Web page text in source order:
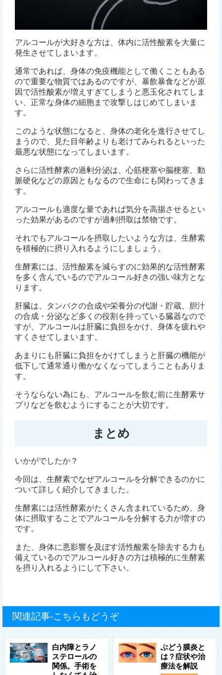
アルコールが大好きな方は、体内に活性酸素を大量に
発生させてしまいます。
通常であれば、身体の免疫機能として働くこともある
ので重要な物質ではあるのですが、暴飲暴食などが原
因で活性酸素が増えすぎてしまうと悪玉化されてしま
い、正常な身体の細胞まで攻撃しはじめてしまいま
す。
このような状態になると、身体の老化を進行させてし
まうので、見た目年齢よりも老けてみられるといった
最悪な状態になってしまいます。
さらに活性酵素の過剰分泌は、心筋梗塞や脳梗塞、動
脈硬化などの原因ともなるので生命にも関わってきま
す。
アルコールも適度な量であれば気分を高揚させるとい
った効果があるのですが過剰摂取は禁物です。
それでもアルコールを摂取したいような方は、生酵素
を積極的に摂り入れるようにしましょう。
生酵素には、活性酸素を減らすのに効果的な活性酵素
を多く含んでいるのでアルコール好きの強い味方とな
ります。
肝臓は、タンパクの合成や栄養分の代謝・貯蔵、胆汁
の合成・分泌など多くの役割を持っている臓器なので
すが、アルコールは肝臓に負担をかけ、身体を疲れや
すくさせてしまいます。
あまりにも肝臓に負担をかけてしまうと肝臓の機能が
低下して通常通り働かなくなってしまうこともありま
す。
そうならない為にも、アルコールを飲む前に生酵素サ
プリなどを飲むようにすることが大切です。
まとめ
いかがでしたか？
今回は、生酵素でなぜアルコールを分解できるのかに
ついて詳しく紹介してきました。
生酵素には活性酵素がたくさん含まれているため、身
体に摂取することでアルコールを分解する力が増すの
です。
また、身体に悪影響を及ぼす活性酸素を除去する力も
備えているのでアルコール好きの方は積極的に生酵素
を摂り入れるようにして下さい。
関連記事-こちらもどうぞ
白内障とラノ
ステロールの
関係。手術を
ぶどう膜炎と
は？症状や治
療法を解説